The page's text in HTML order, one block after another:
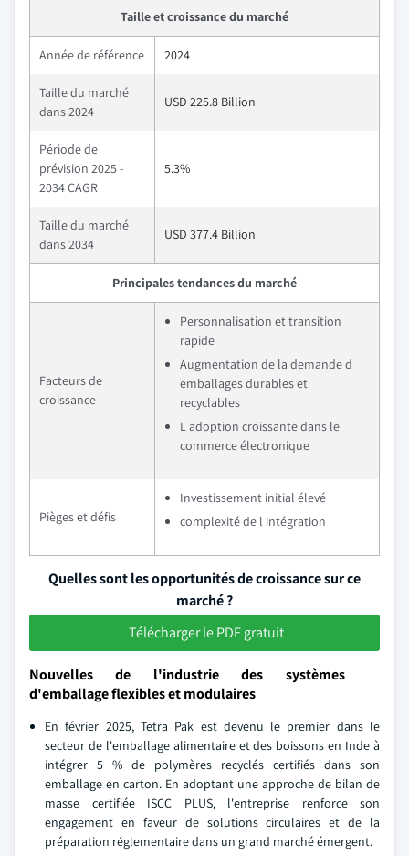
Taille et croissance du marché
Année de référence 2024
Taille du marché
dans 2024
USD 225.8 Billion
Période de
prévision 2025 -
2034 CAGR
5.3%
Taille du marché
dans 2034
USD 377.4 Billion
Principales tendances du marché
Facteurs de
croissance
Personnalisation et transition
rapide
Augmentation de la demande d
emballages durables et
recyclables
L adoption croissante dans le
commerce électronique
Pièges et défis
Investissement initial élevé
complexité de l intégration
Quelles sont les opportunités de croissance sur ce
marché ?
Télécharger le PDF gratuit
Nouvelles de l'industrie des systèmes
d'emballage flexibles et modulaires
En février 2025, Tetra Pak est devenu le premier dans le
secteur de l'emballage alimentaire et des boissons en Inde à
intégrer 5 % de polymères recyclés certifiés dans son
emballage en carton. En adoptant une approche de bilan de
masse certifiée ISCC PLUS, l'entreprise renforce son
engagement en faveur de solutions circulaires et de la
préparation réglementaire dans un grand marché émergent.